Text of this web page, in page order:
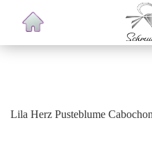
Lila Herz Pusteblume